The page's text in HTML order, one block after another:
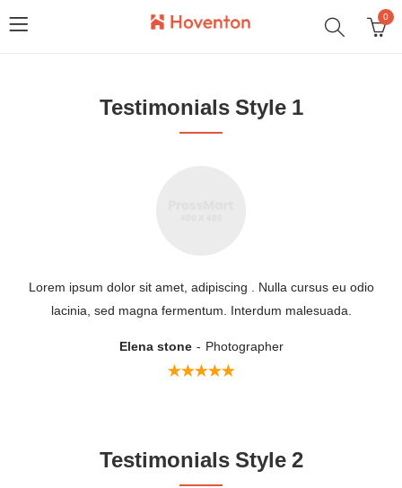
0
Testimonials Style 1
Lorem ipsum dolor sit amet, adipiscing . Nulla cursus eu odio
lacinia, sed magna fermentum. Interdum malesuada.
Elena stone
Photographer
Testimonials Style 2